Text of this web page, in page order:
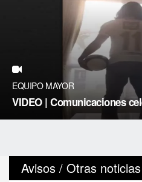
EQUIPO MAYOR
VIDEO | Comunicaciones
Avisos / Otras noticias